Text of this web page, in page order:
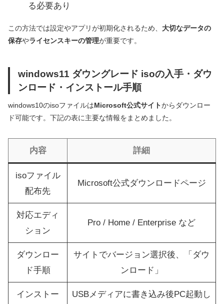
る必要あり
この方法では設定やアプリが初期化されるため、 大切なデータの
保存やライセンスキーの管理が重要です。
windows11 ダウングレード isoの入手・ダウ
ンロード・インストール手順
windows10のisoファイルはMicrosoft公式サイトからダウンロー
ド可能です。下記の表に主要な情報をまとめました。
内容 詳細
isoファイル
配布先
Microsoft公式ダウンロードページ
対応エディ
ション
Pro / Home / Enterprise など
ダウンロー
ド手順
サイトでバージョン選択後、「ダウ
ンロード」
インストー
USBメディアに書き込み後PC起動し